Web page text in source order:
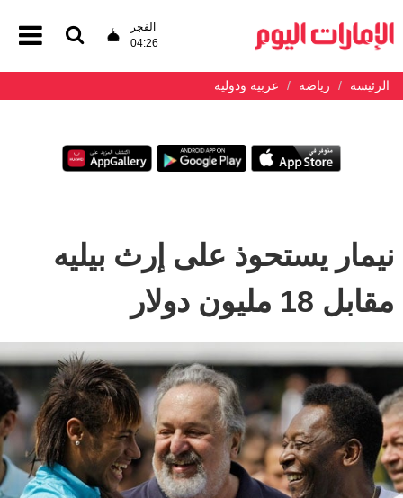
الفجر
04:26
الرئيسة رياضة عربية ودولية
نيمار يستحوذ على إرث بيليه
مقابل 18 مليون دولار